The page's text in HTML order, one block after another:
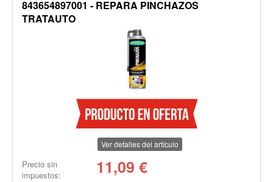
843654897001 - REPARA PINCHAZOS
TRATAUTO
Ver detalles del artículo
Precio sin
impuestos:
11,09 €